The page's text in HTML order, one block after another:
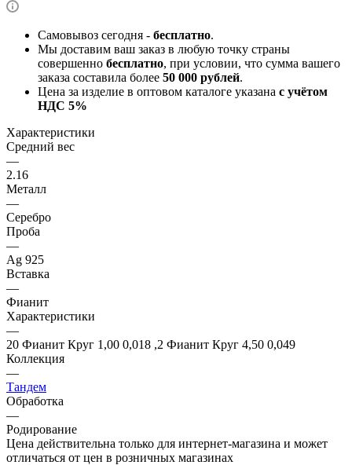
Самовывоз сегодня - бесплатно.
Мы доставим ваш заказ в любую точку страны
совершенно бесплатно, при условии, что сумма вашего
заказа составила более 50 000 рублей.
Цена за изделие в оптовом каталоге указана с учётом
НДС 5%
Характеристики
Средний вес
—
2.16
Металл
—
Серебро
Проба
—
Ag 925
Вставка
—
Фианит
Характеристики
—
20 Фианит Круг 1,00 0,018 ,2 Фианит Круг 4,50 0,049
Коллекция
—
Тандем
Обработка
—
Родирование
Цена действительна только для интернет-магазина и может
отличаться от цен в розничных магазинах